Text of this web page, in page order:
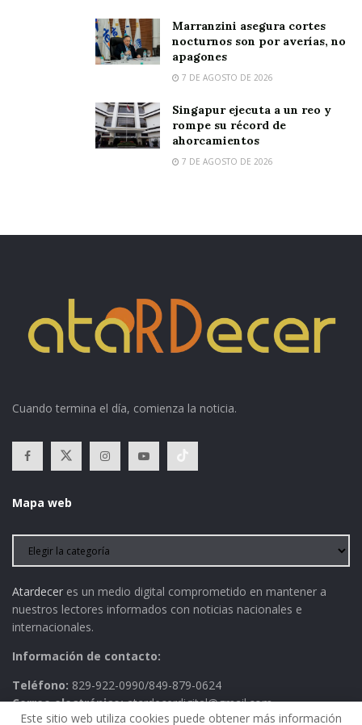
Marranzini asegura cortes
nocturnos son por averías, no
apagones
7 DE AGOSTO DE 2026
Singapur ejecuta a un reo y
rompe su récord de
ahorcamientos
7 DE AGOSTO DE 2026
Cuando termina el día, comienza la noticia.
Mapa web
Atardecer es un medio digital comprometido en mantener a
nuestros lectores informados con noticias nacionales e
internacionales.
Información de contacto:
Teléfono: 829-922-0990/849-879-0624
Correo electrónico:atardecerdigital@gmail.com
Este sitio web utiliza cookies puede obtener más información